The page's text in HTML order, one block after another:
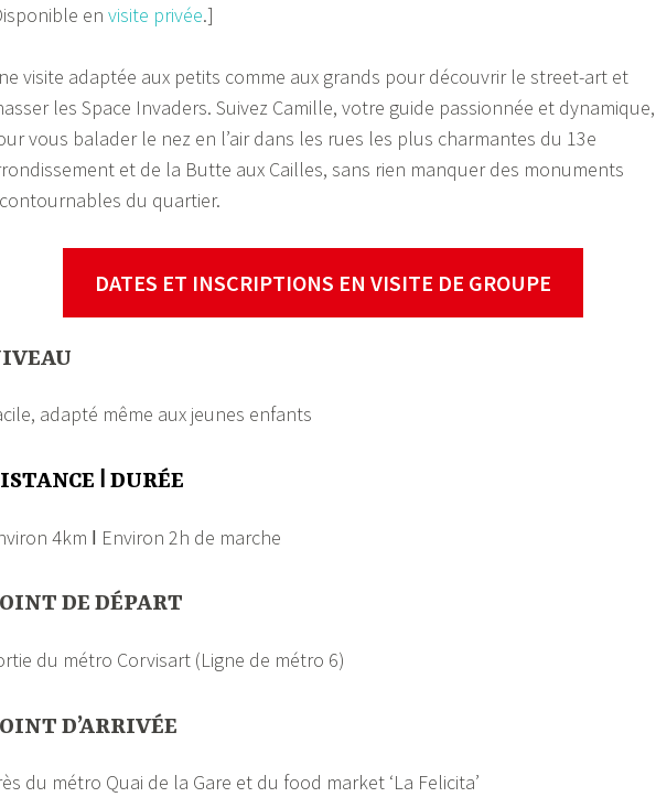
en visite privée.]
visite adaptée aux petits comme aux grands pour découvrir le street-art et
les Space Invaders. Suivez Camille, votre guide passionnée et dynamique,
vous balader le nez en l’air dans les rues les plus charmantes du 13e
et de la Butte aux Cailles, sans rien manquer des monuments
du quartier.
DATES ET INSCRIPTIONS EN VISITE DE GROUPE
adapté même aux jeunes enfants
ǀ DURÉE
4km ǀ Environ 2h de marche
DE DÉPART
du métro Corvisart (Ligne de métro 6)
D’ARRIVÉE
du métro Quai de la Gare et du food market ‘La Felicita’